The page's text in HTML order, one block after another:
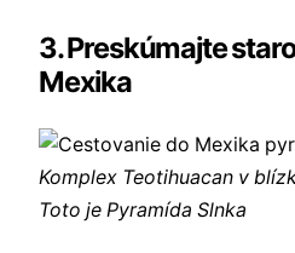
3. Preskúmajte
Mexika
Komplex Teotihuacan v
Toto je Pyramída Slnka